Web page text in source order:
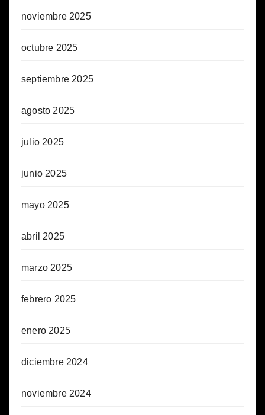
noviembre 2025
octubre 2025
septiembre 2025
agosto 2025
julio 2025
junio 2025
mayo 2025
abril 2025
marzo 2025
febrero 2025
enero 2025
diciembre 2024
noviembre 2024